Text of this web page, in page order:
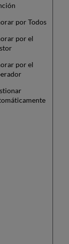
por Todos
por el
por el